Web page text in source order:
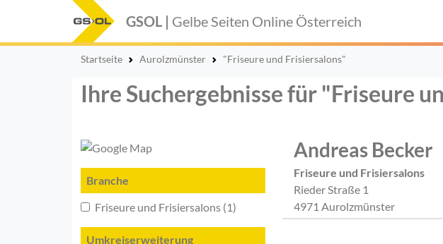
GSOL | Gelbe Seiten Online Österreich
Startseite Aurolzmünster "Friseure und Frisiersalons"
Ihre Suchergebnisse für "Friseure
Branche
Friseure und Frisiersalons (1)
Umkreiserweiterung
Andreas Becker
Friseure und Frisiersalons
Rieder Straße 1
4971 Aurolzmünster